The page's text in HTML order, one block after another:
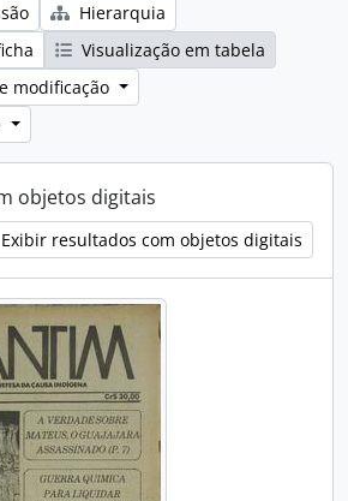
Hierarquia
Visualização em tabela
modificação
objetos digitais
Exibir resultados com objetos digitais